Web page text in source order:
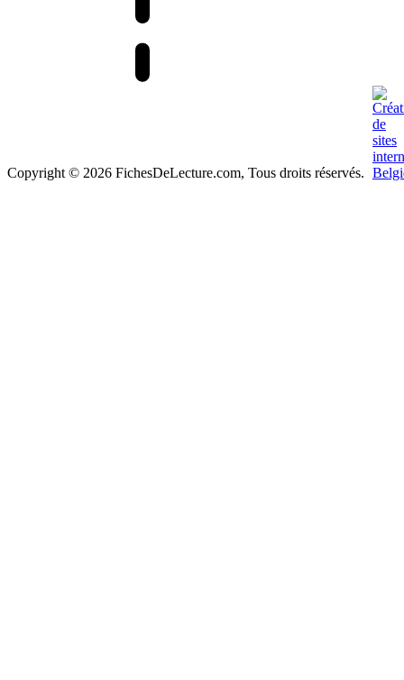
Copyright © 2026 FichesDeLecture.com, Tous droits réservés.